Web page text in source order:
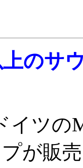
のサ
イツの
が販